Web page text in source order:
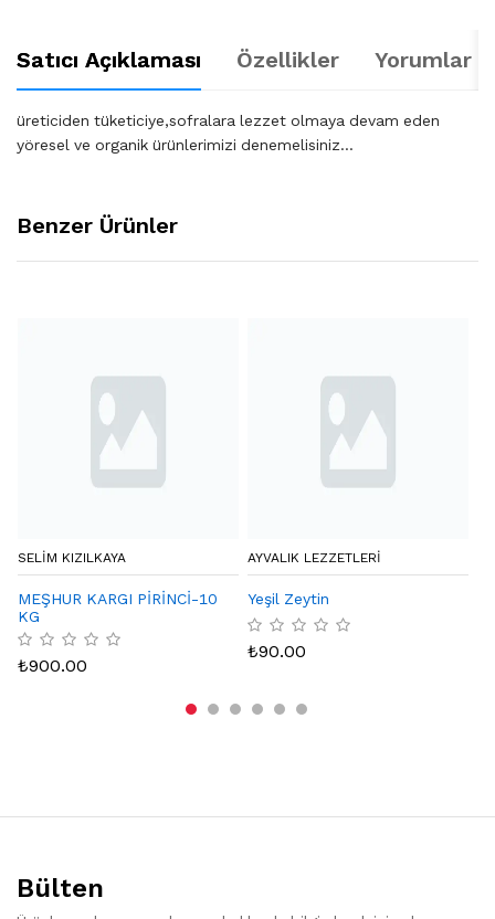
Satıcı Açıklaması Özellikler Yorumlar
üreticiden tüketiciye,sofralara lezzet olmaya devam eden
yöresel ve organik ürünlerimizi denemelisiniz...
Benzer Ürünler
SELIM KIZILKAYA
MEŞHUR KARGI PİRİNCİ-10
KG
₺900.00
AYVALIK LEZZETLERI
Yeşil Zeytin
₺90.00
Bülten